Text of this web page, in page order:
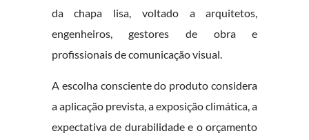
da chapa lisa, voltado a arquitetos,
engenheiros, gestores de obra e
profissionais de comunicação visual.
A escolha consciente do produto considera
a aplicação prevista, a exposição climática, a
expectativa de durabilidade e o orçamento